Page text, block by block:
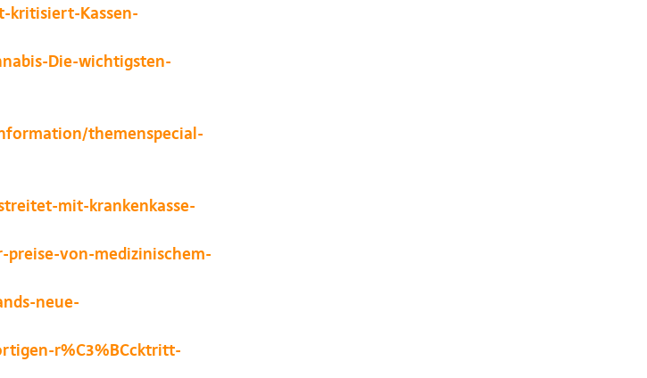
kritisiert-Kassen-
Die-wichtigsten-
themenspecial-
mit-krankenkasse-
von-medizinischem-
neue-
r%C3%BCcktritt-